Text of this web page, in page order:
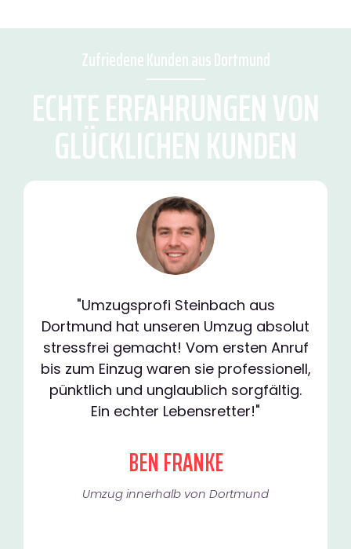
Zufriedene Kunden aus Dortmund
ECHTE ERFAHRUNGEN VON
GLÜCKLICHEN KUNDEN
"Umzugsprofi Steinbach aus
Dortmund hat unseren Umzug absolut
stressfrei gemacht! Vom ersten Anruf
bis zum Einzug waren sie professionell,
pünktlich und unglaublich sorgfältig.
Ein echter Lebensretter!"
BEN FRANKE
Umzug innerhalb von Dortmund​